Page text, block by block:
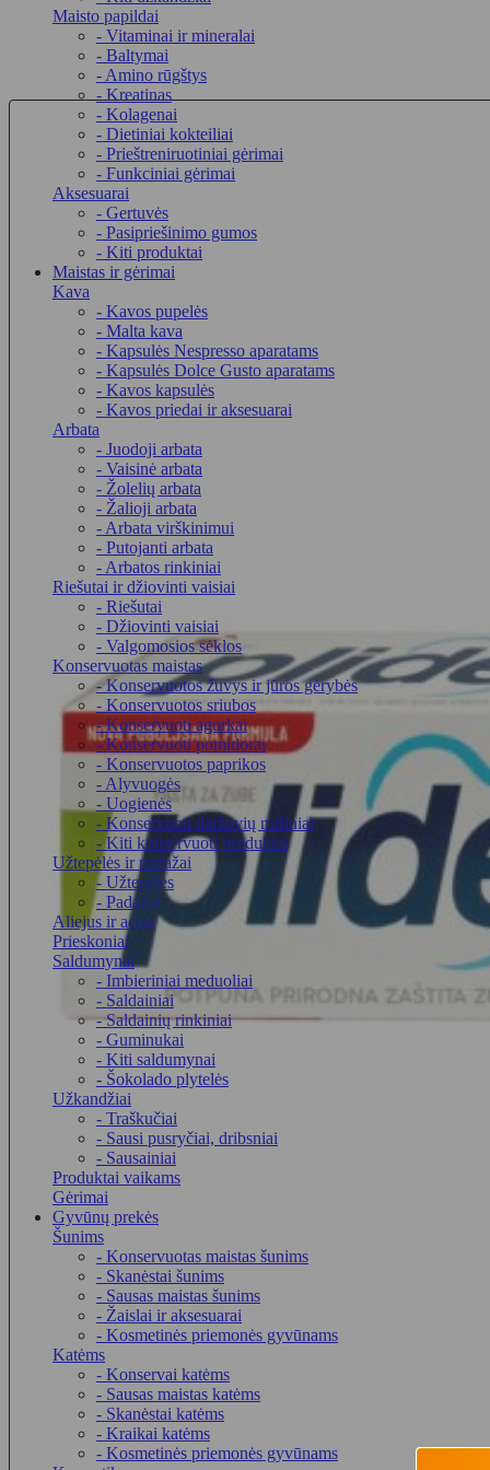
Maisto papildai
- Vitaminai ir mineralai
- Baltymai
- Amino rūgštys
- Kreatinas
- Kolagenai
- Dietiniai kokteiliai
- Prieštreniruotiniai gėrimai
- Funkciniai gėrimai
Aksesuarai
- Gertuvės
- Pasipriešinimo gumos
- Kiti produktai
Maistas ir gėrimai
Kava
- Kavos pupelės
- Malta kava
- Kapsulės Nespresso aparatams
- Kapsulės Dolce Gusto aparatams
- Kavos kapsulės
- Kavos priedai ir aksesuarai
Arbata
- Juodoji arbata
- Vaisinė arbata
- Žolelių arbata
- Žalioji arbata
- Arbata virškinimui
- Putojanti arbata
- Arbatos rinkiniai
Riešutai ir džiovinti vaisiai
- Riešutai
- Džiovinti vaisiai
- Valgomosios sėklos
Konservuotas maistas
- Konservuotos žuvys ir jūros gėrybės
- Konservuotos sriubos
- Konservuoti agurkai
- Konservuoti pomidorai
- Konservuotos paprikos
- Alyvuogės
- Uogienės
- Konservuoti daržovių mišiniai
- Kiti konservuoti produktai
Užtepėlės ir padažai
- Užtepėlės
- Padažai
Aliejus ir actas
Prieskoniai
Saldumynai
- Imbieriniai meduoliai
- Saldainiai
- Saldainių rinkiniai
- Guminukai
- Kiti saldumynai
- Šokolado plytelės
Užkandžiai
- Traškučiai
- Sausi pusryčiai, dribsniai
- Sausainiai
Produktai vaikams
Gėrimai
Gyvūnų prekės
Šunims
- Konservuotas maistas šunims
- Skanėstai šunims
- Sausas maistas šunims
- Žaislai ir aksesuarai
- Kosmetinės priemonės gyvūnams
Katėms
- Konservai katėms
- Sausas maistas katėms
- Skanėstai katėms
- Kraikai katėms
- Kosmetinės priemonės gyvūnams